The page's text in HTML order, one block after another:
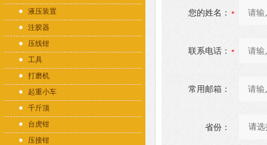
液压装置
注胶器
压线钳
工具
打磨机
起重小车
千斤顶
台虎钳
压接钳
您的姓名：
联系电话：
常用邮箱：
省份：